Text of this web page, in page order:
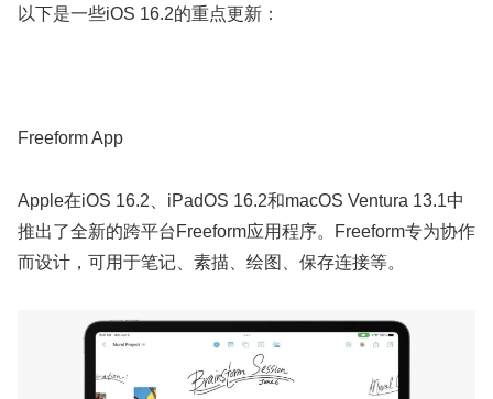
以下是一些iOS 16.2的重点更新：
Freeform App
Apple在iOS 16.2、iPadOS 16.2和macOS Ventura 13.1中
推出了全新的跨平台Freeform应用程序。Freeform专为协作
而设计，可用于笔记、素描、绘图、保存连接等。